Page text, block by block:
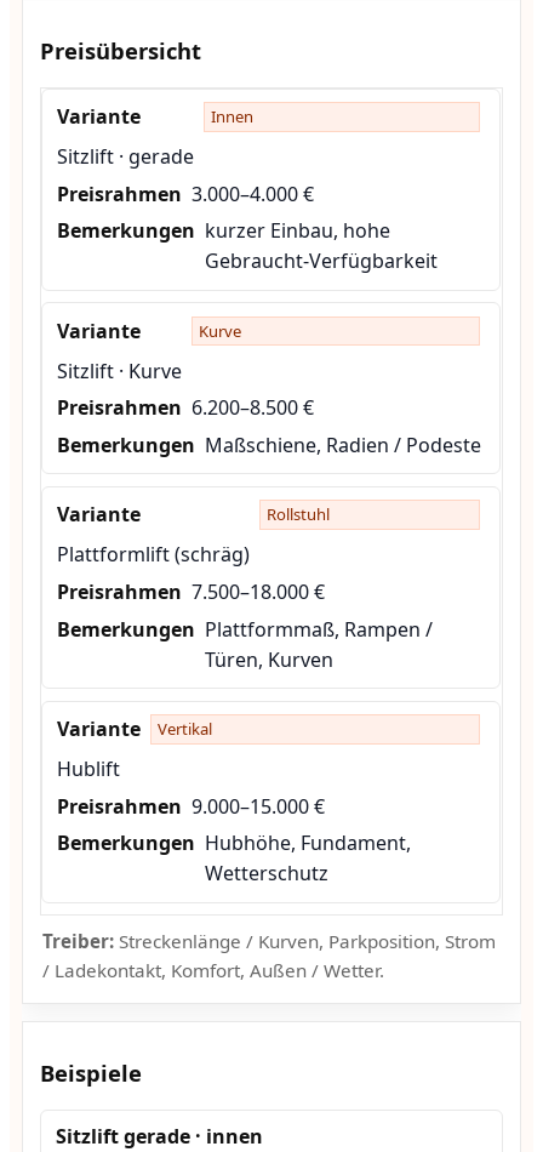
Preisübersicht
Innen
Sitzlift · gerade
3.000–4.000 €
kurzer Einbau, hohe
Gebraucht-Verfügbarkeit
Kurve
Sitzlift · Kurve
6.200–8.500 €
Maßschiene, Radien / Podeste
Rollstuhl
Plattformlift (schräg)
7.500–18.000 €
Plattformmaß, Rampen /
Türen, Kurven
Vertikal
Hublift
9.000–15.000 €
Hubhöhe, Fundament,
Wetterschutz
Treiber:Streckenlänge / Kurven, Parkposition, Strom
/ Ladekontakt, Komfort, Außen / Wetter.
Beispiele
Sitzlift gerade · innen